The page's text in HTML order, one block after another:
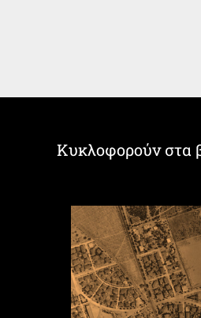
Κυκλοφορούν στα